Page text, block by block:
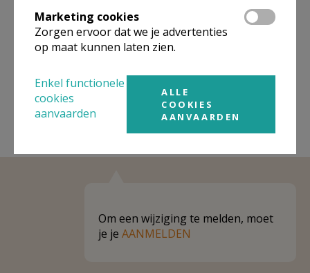
organisaties, in de buurt.
Kerken in of nabijMerendree
Om een wijziging te melden, moet
je je AANMELDEN
Marketing cookies
Zorgen ervoor dat we je advertenties
op maat kunnen laten zien.
Enkel functionele
cookies
aanvaarden
ALLE
COOKIES
AANVAARDEN